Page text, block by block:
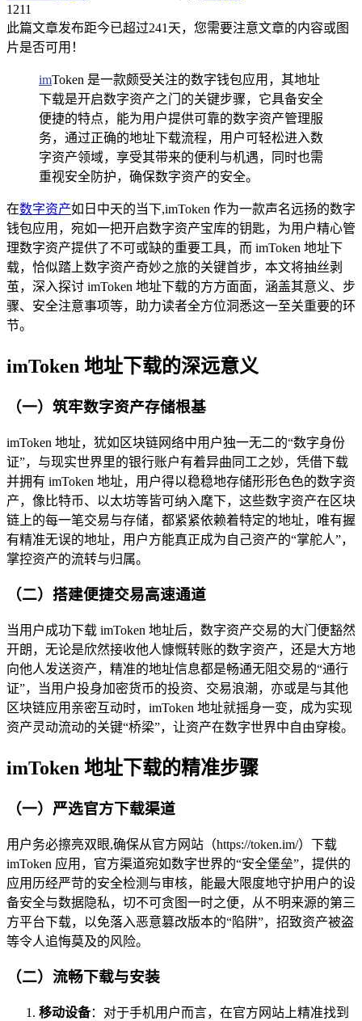
1211
此篇文章发布距今已超过241 天，您需要注意文章的内容或图
片是否可用！
imToken 是一款颇受关注的数字钱包应用，其地址
下载是开启数字资产之门的关键步骤，它具备安全
便捷的特点，能为用户提供可靠的数字资产管理服
务，通过正确的地址下载流程，用户可轻松进入数
字资产领域，享受其带来的便利与机遇，同时也需
重视安全防护，确保数字资产的安全。
在数字资产如日中天的当下,imToken 作为一款声名远扬的数字
钱包应用，宛如一把开启数字资产宝库的钥匙，为用户精心管
理数字资产提供了不可或缺的重要工具，而 imToken 地址下
载，恰似踏上数字资产奇妙之旅的关键首步，本文将抽丝剥
茧，深入探讨 imToken 地址下载的方方面面，涵盖其意义、步
骤、安全注意事项等，助力读者全方位洞悉这一至关重要的环
节。
imToken 地址下载的深远意义
（一）筑牢数字资产存储根基
imToken 地址，犹如区块链网络中用户独一无二的“数字身份
证”，与现实世界里的银行账户有着异曲同工之妙，凭借下载
并拥有 imToken 地址，用户得以稳稳地存储形形色色的数字资
产，像比特币、以太坊等皆可纳入麾下，这些数字资产在区块
链上的每一笔交易与存储，都紧紧依赖着特定的地址，唯有握
有精准无误的地址，用户方能真正成为自己资产的“掌舵人”，
掌控资产的流转与归属。
（二）搭建便捷交易高速通道
当用户成功下载 imToken 地址后，数字资产交易的大门便豁然
开朗，无论是欣然接收他人慷慨转账的数字资产，还是大方地
向他人发送资产，精准的地址信息都是畅通无阻交易的“通行
证”，当用户投身加密货币的投资、交易浪潮，亦或是与其他
区块链应用亲密互动时，imToken 地址就摇身一变，成为实现
资产灵动流动的关键“桥梁”，让资产在数字世界中自由穿梭。
imToken 地址下载的精准步骤
（一）严选官方下载渠道
用户务必擦亮双眼,确保从官方网站（https://token.im/）下载
imToken 应用，官方渠道宛如数字世界的“安全堡垒”，提供的
应用历经严苛的安全检测与审核，能最大限度地守护用户的设
备安全与数据隐私，切不可贪图一时之便，从不明来源的第三
方平台下载，以免落入恶意篡改版本的“陷阱”，招致资产被盗
等令人追悔莫及的风险。
（二）流畅下载与安装
移动设备：对于手机用户而言，在官方网站上精准找到